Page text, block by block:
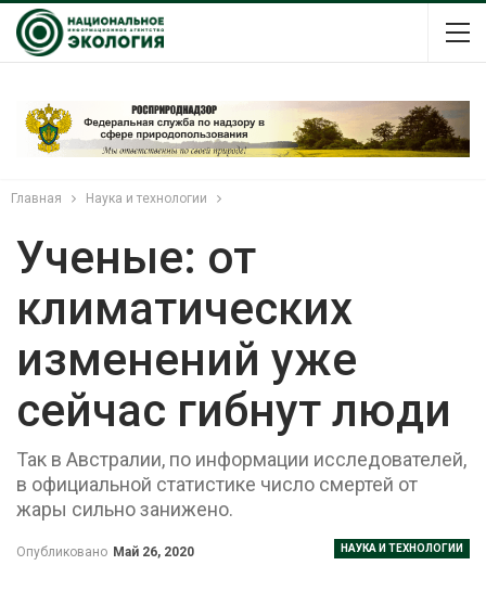
Главная Наука и технологии
Ученые: от
климатических
изменений уже
сейчас гибнут люди
Так в Австралии, по информации исследователей,
в официальной статистике число смертей от
жары сильно занижено.
НАУКА И ТЕХНОЛОГИИ
Опубликовано Май 26, 2020